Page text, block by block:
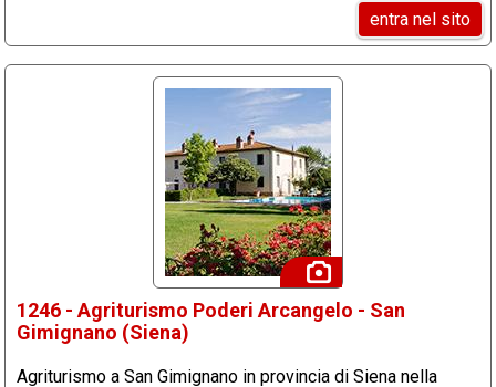
entra nel sito
1246 - Agriturismo Poderi Arcangelo - San
Gimignano (Siena)
Agriturismo a San Gimignano in provincia di Siena nella